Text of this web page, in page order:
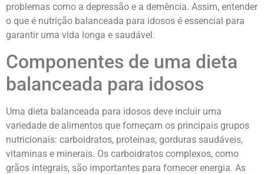
problemas como a depressão e a demência. Assim, entender
o que é nutrição balanceada para idosos é essencial para
garantir uma vida longa e saudável.
Componentes de uma dieta
balanceada para idosos
Uma dieta balanceada para idosos deve incluir uma
variedade de alimentos que forneçam os principais grupos
nutricionais: carboidratos, proteínas, gorduras saudáveis,
vitaminas e minerais. Os carboidratos complexos, como
grãos integrais, são importantes para fornecer energia. As